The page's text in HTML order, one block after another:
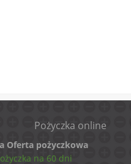
Pożyczka online
Oferta pożyczkowa
na 60 dni